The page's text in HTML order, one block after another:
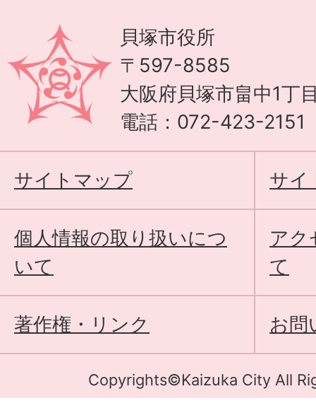
貝塚市役所
〒597-8585
大阪府貝塚市畠中1丁
電話：072-423-2151
サイトマップ サイ
個人情報の取り扱いにつ
いて
アク
て
著作権・リンク お問
Copyrights©Kaizuka City All